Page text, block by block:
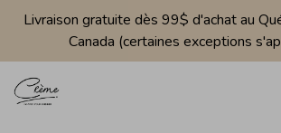
Livraison gratuite dès 99$ d'achat au
Canada (certaines exceptions